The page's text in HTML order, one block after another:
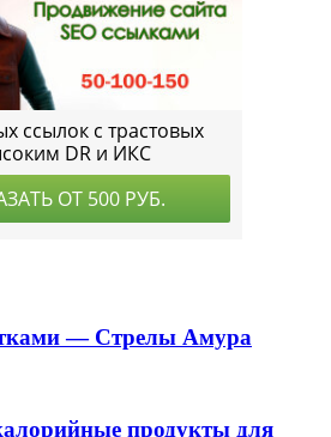
— Стрелы Амура
продукты для